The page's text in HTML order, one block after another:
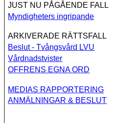
JUST NU PÅGÅENDE FALL
Myndigheters ingripande
ARKIVERADE RÄTTSFALL
Beslut - Tvångsvård LVU
Vårdnadstvister
OFFRENS EGNA ORD
MEDIAS RAPPORTERING
ANMÄLNINGAR & BESLUT